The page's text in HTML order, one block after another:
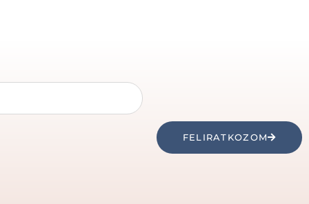
FELIRATKOZOM